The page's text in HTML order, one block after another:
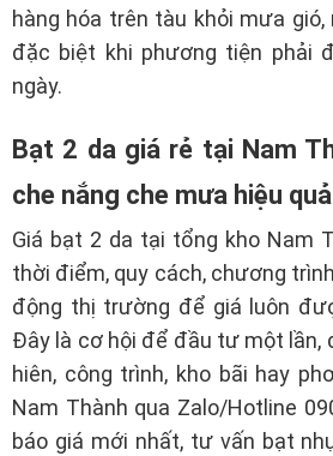
hàng hóa trên tàu khỏi mưa
đặc biệt khi phương tiện phải
ngày.
Bạt 2 da giá rẻ tại Nam
che nắng che mưa hiệu quả
Giá bạt 2 da tại tổng kho Nam
thời điểm, quy cách, chương
động thị trường để giá luôn
Đây là cơ hội để đầu tư một lần,
hiên, công trình, kho bãi hay
Nam Thành qua Zalo/Hotline
báo giá mới nhất, tư vấn bạt